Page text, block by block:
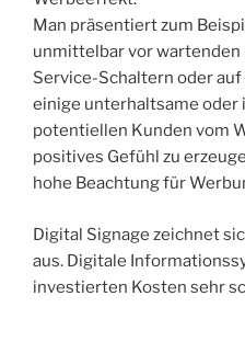
Man präsentiert zum
unmittelbar vor wartenden
Service-Schaltern oder
einige unterhaltsame oder
potentiellen Kunden vom
positives Gefühl zu
hohe Beachtung für
Digital Signage zeichnet
aus. Digitale
investierten Kosten sehr